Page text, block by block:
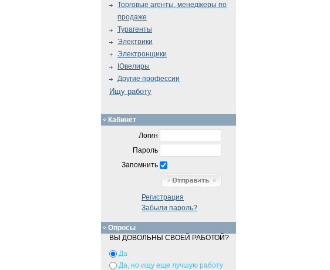
Торговые агенты, менеджеры по
продаже
Турагенты
Электрики
Электронщики
Ювелиры
Другие профессии
Ищу работу
Кабинет
Логин
Пароль
Запомнить
Регистрация
Забыли пароль?
Опросы
ВЫ ДОВОЛЬНЫ СВОЕЙ РАБОТОЙ?
Да
Да, но ищу еще лучшую работу